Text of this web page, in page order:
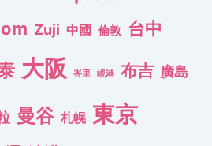
Zuji 中國 倫敦 台中
大阪 峇里 峴港 布吉 廣島
曼谷 札幌 東京